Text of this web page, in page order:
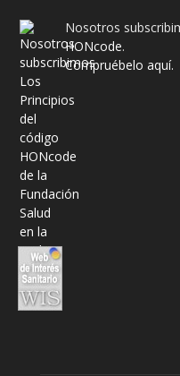
Nosotros
HONcode.
Compruébelo aquí.